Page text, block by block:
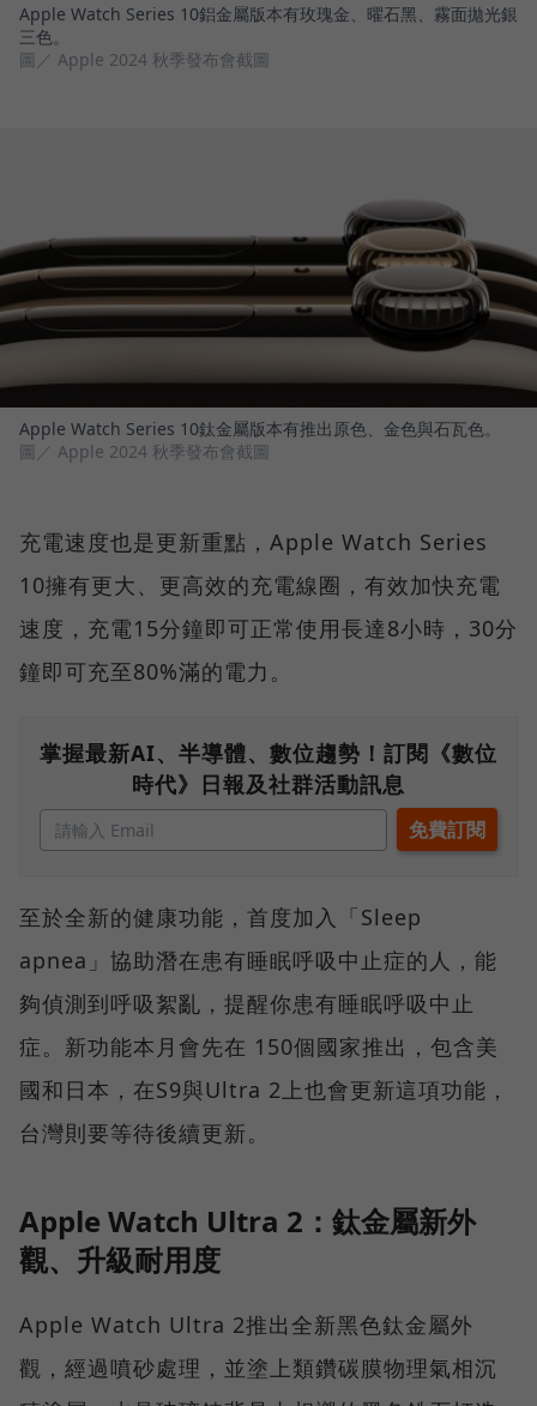
Apple Watch Series 10鋁金屬版本有玫瑰金、曜石黑、霧面拋光銀
三色。
圖／ Apple 2024 秋季發布會截圖
Apple Watch Series 10鈦金屬版本有推出原色、金色與石瓦色。
圖／ Apple 2024 秋季發布會截圖
充電速度也是更新重點，Apple Watch Series
10擁有更大、更高效的充電線圈，有效加快充電
速度，充電15分鐘即可正常使用長達8小時，30分
鐘即可充至80%滿的電力。
掌握最新AI、半導體、數位趨勢！訂閱《數位
時代》日報及社群活動訊息
至於全新的健康功能，首度加入「Sleep
apnea」協助潛在患有睡眠呼吸中止症的人，能
夠偵測到呼吸絮亂，提醒你患有睡眠呼吸中止
症。新功能本月會先在 150個國家推出，包含美
國和日本，在S9與Ultra 2上也會更新這項功能，
台灣則要等待後續更新。
Apple Watch Ultra 2：鈦金屬新外
觀、升級耐用度
Apple Watch Ultra 2推出全新黑色鈦金屬外
觀，經過噴砂處理，並塗上類鑽碳膜物理氣相沉